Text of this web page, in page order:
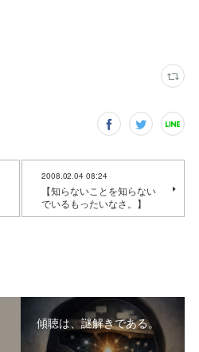
2008.02.04 08:24
【知らないことを知らない
でいるもったいなさ。】
傾聴は、謎解きである。